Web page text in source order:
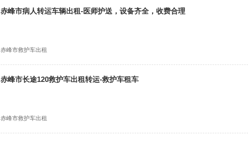
赤峰市病人转运车辆出租-医师护送，设备齐全，收费合理
赤峰市救护车出租
赤峰市长途120救护车出租转运-救护车租车
赤峰市救护车出租